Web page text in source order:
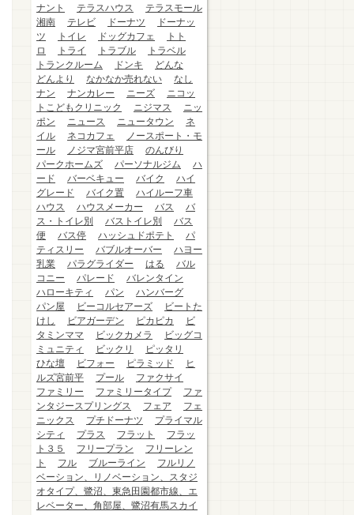
ナント
テラスハウス
テラスモール
湘南
テレビ ドーナツ
ドーナッ
ツ
トイレ ドッグカフェ
トト
ロ
トライ トラブル
トラベル
トランクルーム
ドンキ
どんな
どんより
なかなか売れない
なし
ナン
ナンカレー ニーズ
ニコッ
トこどもクリニック
ニジマス
ニッ
ポン
ニュース ニュータウン
ネ
イル
ネコカフェ
ノースポート・モ
ール
ノジマ宮前平店
のんびり
パークホームズ
パーソナルジム
ハ
ード
バーベキュー バイク
ハイ
グレード
バイク置
ハイルーフ車
ハウス
ハウスメーカー バス
バ
ス・トイレ別
バストイレ別
バス
便
バス停 ハッシュドポテト
パ
ティスリー
バブルオーバー
ハヨー
乳業
パラグライダー はる
バル
コニー
パレード
バレンタイン
ハローキティ
パン
ハンバーグ
パン屋
ビーコルセアーズ
ビートた
けし
ビアガーデン ピカピカ
ビ
タミンママ
ビックカメラ
ビッグコ
ミュニティ
ビックリ
ピッタリ
ひな壇
ビフォー ピラミッド
ヒ
ルズ宮前平
プール
ファクサイ
ファミリー
ファミリータイプ
ファ
ンタジースプリングス
フェア
フェ
ニックス
プチドーナツ
プライマル
シティ
プラス フラット
フラッ
ト３５
フリープラン
フリーレン
ト
フル ブルーライン
フルリノ
ベーション、リノベーション、スタジ
オタイプ、鷺沼、東急田園都市線、エ
レベーター、角部屋、鷺沼有馬スカイ